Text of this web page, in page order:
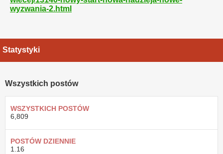
wyzwania-2.html
Statystyki
Wszystkich postów
WSZYSTKICH POSTÓW
6,809
POSTÓW DZIENNIE
1.16